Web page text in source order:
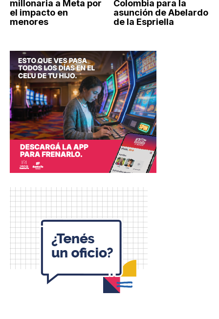
millonaria a Meta por
el impacto en
menores
Colombia para la
asunción de Abelardo
de la Espriella